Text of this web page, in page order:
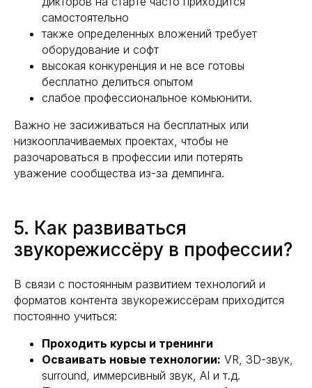
самостоятельно
также определенных вложений требует
оборудование и софт
высокая конкуренция и не все готовы
бесплатно делиться опытом
слабое профессиональное комьюнити.
Важно не засиживаться на бесплатных или
низкооплачиваемых проектах, чтобы не
разочароваться в профессии или потерять
уважение сообщества из-за демпинга.
5. Как развиваться
звукорежиссёру в профессии?
В связи с постоянным развитием технологий и
форматов контента звукорежиссёрам приходится
постоянно учиться:
Проходить курсы и тренинги
Осваивать новые технологии: VR, 3D-звук,
surround, иммерсивный звук, AI и т.д.